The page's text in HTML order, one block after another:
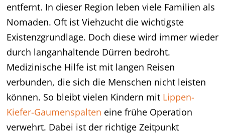
entfernt. In dieser Region leben viele Familien als
Nomaden. Oft ist Viehzucht die wichtigste
Existenzgrundlage. Doch diese wird immer wieder
durch langanhaltende Dürren bedroht.
Medizinische Hilfe ist mit langen Reisen
verbunden, die sich die Menschen nicht leisten
können. So bleibt vielen Kindern mit Lippen-
Kiefer-Gaumenspalten eine frühe Operation
verwehrt. Dabei ist der richtige Zeitpunkt